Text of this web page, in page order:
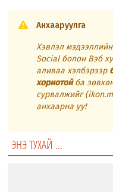
Анхааруулга
Хэвлэл
Social болон Вэб
аливаа хэлбэрээр
хориотойба
сурвалжийг
анхаарна уу!
ЭНЭ ТУХАЙ ...